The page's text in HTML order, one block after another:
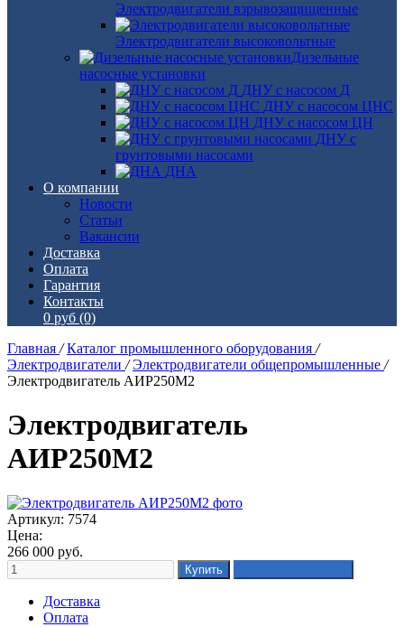
Электродвигатели взрывозащищенные
Электродвигатели высоковольтные
Дизельные
насосные установки
ДНУ с насосом Д
ДНУ с насосом ЦНС
ДНУ с насосом ЦН
ДНУ с
грунтовыми насосами
ДНА
О компании
Новости
Статьи
Вакансии
Доставка
Оплата
Гарантия
Контакты
0 руб (0)
Главная / Каталог промышленного оборудования /
Электродвигатели / Электродвигатели общепромышленные /
Электродвигатель АИР250М2
Электродвигатель
АИР250М2
Артикул: 7574
Цена:
266 000 руб.
Доставка
Оплата